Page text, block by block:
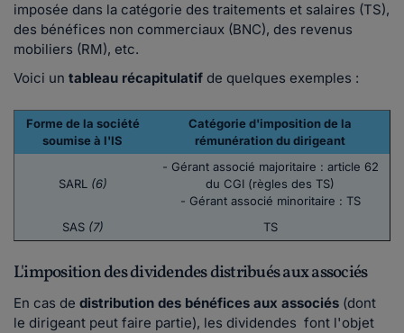
imposée dans la catégorie des traitements et salaires (TS),
des bénéfices non commerciaux (BNC), des revenus
mobiliers (RM), etc.
Voici un tableau récapitulatif de quelques exemples :
Forme de la société
soumise à l'IS
Catégorie d'imposition de la
rémunération du dirigeant
SARL (6)
- Gérant associé majoritaire : article 62
du CGI (règles des TS)
- Gérant associé minoritaire : TS
SAS (7) TS
L'imposition des dividendes distribués aux associés
En cas de distribution des bénéfices aux associés (dont
le dirigeant peut faire partie), les dividendes font l'objet